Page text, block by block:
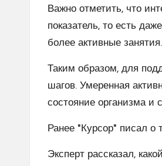
Важно отметить, что
показатель, то есть
более активные занятия.
Таким образом, для
шагов. Умеренная
состояние организма и
Ранее "Курсор" писал о
Эксперт рассказал,